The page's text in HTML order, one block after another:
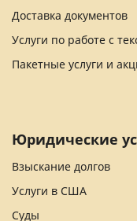
Доставка документов
Услуги по работе с
Пакетные услуги и
Юридические
Взыскание долгов
Услуги в США
Суды